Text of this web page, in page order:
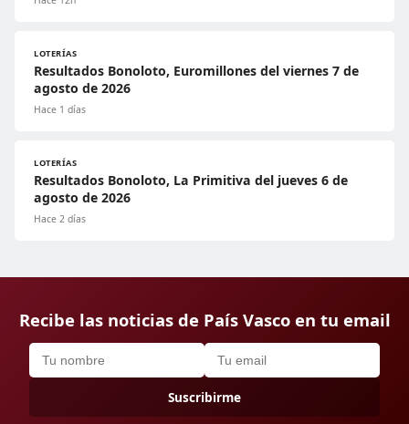
LOTERÍAS
Resultados Bonoloto, Euromillones del viernes 7 de
agosto de 2026
Hace 1 días
LOTERÍAS
Resultados Bonoloto, La Primitiva del jueves 6 de
agosto de 2026
Hace 2 días
Recibe las noticias de País Vasco en tu email
Suscribirme